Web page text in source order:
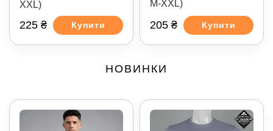
XXL)
225 ₴ Купити
M-XXL)
205 ₴ Купити
НОВИНКИ